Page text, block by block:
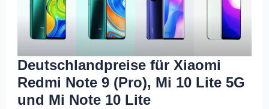
Deutschlandpreise für Xiaomi
Redmi Note 9 (Pro), Mi 10 Lite 5G
und Mi Note 10 Lite